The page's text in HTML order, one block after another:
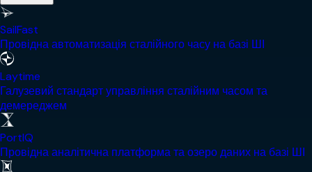
SailFast
Провідна автоматизація сталійного часу на базі ШІ
Laytime
Галузевий стандарт управління сталійним часом та
демереджем
PortIQ
Провідна аналітична платформа та озеро даних на базі ШІ